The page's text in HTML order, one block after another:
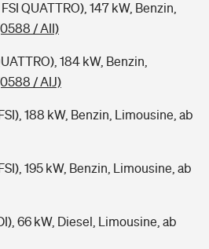
QUATTRO), 147 kW, Benzin,
/ AII)
184 kW, Benzin,
/ AIJ)
188 kW, Benzin, Limousine, ab
195 kW, Benzin, Limousine, ab
66 kW, Diesel, Limousine, ab